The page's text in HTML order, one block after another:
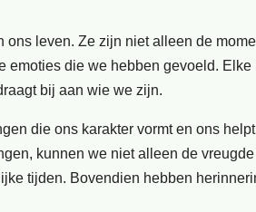
leven. Ze zijn niet alleen de
emoties die we hebben gevoeld.
bij aan wie we zijn.
die ons karakter vormt en ons
kunnen we niet alleen de
tijden. Bovendien hebben